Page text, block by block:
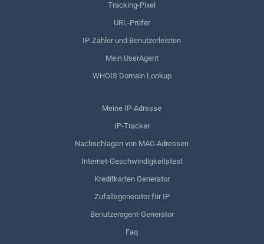
Tracking-Pixel
URL-Prüfer
IP-Zähler und Benutzerleisten
Mein UserAgent
WHOIS Domain Lookup
Meine IP-Adresse
IP-Tracker
Nachschlagen von MAC-Adressen
Internet-Geschwindigkeitstest
Kreditkarten Generator
Zufallsgenerator für IP
Benutzeragent-Generator
Faq